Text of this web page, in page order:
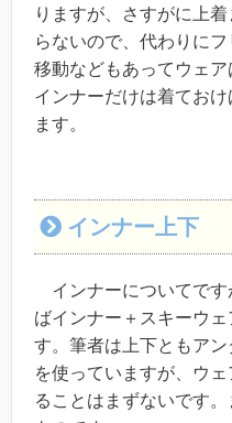
りますが、さすがに上
らないので、代わりに
移動などもあってウェア
インナーだけは着てお
ます。
インナー上下
インナーについてです
ばインナー＋スキーウ
す。筆者は上下ともア
を使っていますが、ウ
ることはまずないです